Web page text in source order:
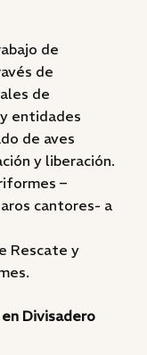
de
de
de
entidades
de aves
y liberación.
–
cantores- a
Rescate y
Divisadero